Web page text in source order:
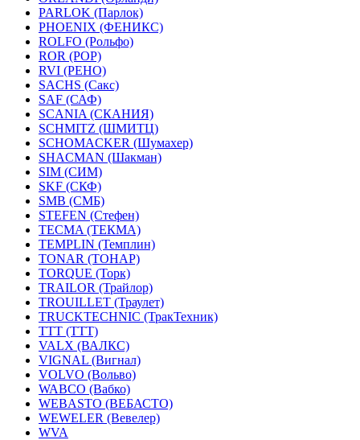
PARLOK (Парлок)
PHOENIX (ФЕНИКС)
ROLFO (Рольфо)
ROR (РОР)
RVI (РЕНО)
SACHS (Сакс)
SAF (САФ)
SCANIA (СКАНИЯ)
SCHMITZ (ШМИТЦ)
SCHOMACKER (Шумахер)
SHACMAN (Шакман)
SIM (СИМ)
SKF (СКФ)
SMB (СМБ)
STEFEN (Стефен)
TECMA (ТЕКМА)
TEMPLIN (Темплин)
TONAR (ТОНАР)
TORQUE (Торк)
TRAILOR (Трайлор)
TROUILLET (Траулет)
TRUCKTECHNIC (ТракТехник)
TTT (ТТТ)
VALX (ВАЛКС)
VIGNAL (Вигнал)
VOLVO (Вольво)
WABCO (Вабко)
WEBASTO (ВЕБАСТО)
WEWELER (Вевелер)
WVA